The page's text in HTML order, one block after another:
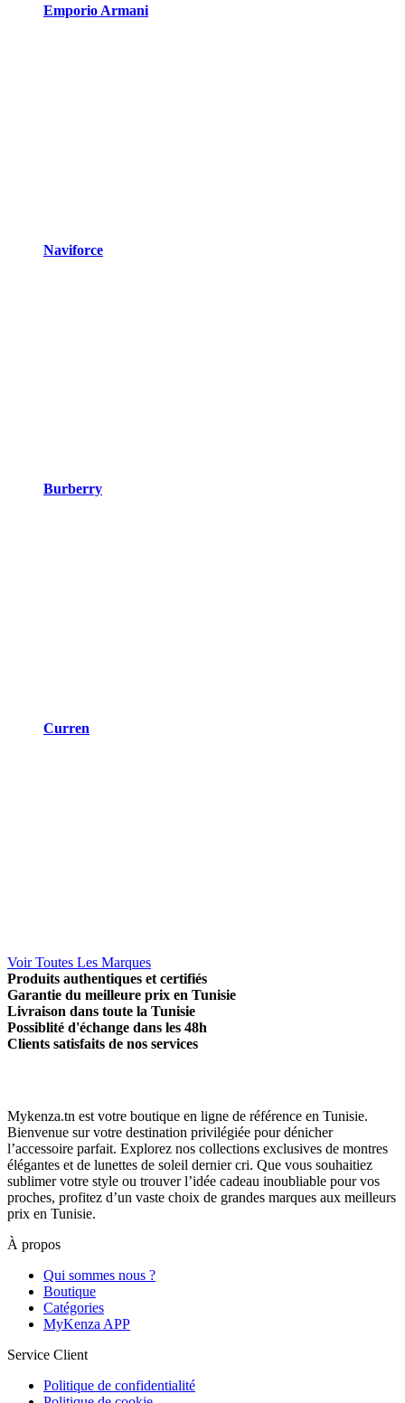
Emporio Armani
Naviforce
Burberry
Curren
Voir Toutes Les Marques
Produits authentiques et certifiés
Garantie du meilleure prix en Tunisie
Livraison dans toute la Tunisie
Possiblité d'échange dans les 48h
Clients satisfaits de nos services
Mykenza.tn est votre boutique en ligne de référence en Tunisie.
Bienvenue sur votre destination privilégiée pour dénicher
l’accessoire parfait. Explorez nos collections exclusives de montres
élégantes et de lunettes de soleil dernier cri. Que vous souhaitiez
sublimer votre style ou trouver l’idée cadeau inoubliable pour vos
proches, profitez d’un vaste choix de grandes marques aux meilleurs
prix en Tunisie.
À propos
Qui sommes nous ?
Boutique
Catégories
MyKenza APP
Service Client
Politique de confidentialité